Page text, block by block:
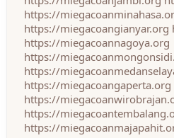
https://
https://miegacoangianyar.org
https://miegacoannagoya.org
https://
https://
https://miegacoangaperta.org
https://
https://
https://